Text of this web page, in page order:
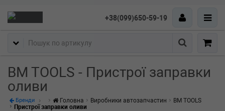
+38(099)650-59-19
Пошук
BM TOOLS - Пристрої заправки
оливи
Бренди Головна Виробники автозапчастин
BM TOOLS
Пристрої заправки оливи